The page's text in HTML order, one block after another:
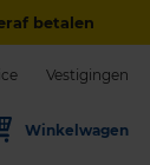
betalen
Vestigingen
Winkelwagen